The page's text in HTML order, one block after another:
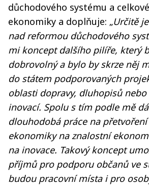
důchodového systému a
ekonomiky a doplňuje: „Určitě
nad reformou důchodového
mi koncept dalšího pilíře, který
dobrovolný a bylo by skrze něj
do státem podporovaných
oblasti dopravy, dluhopisů
inovací. Spolu s tím podle mě
dlouhodobá práce na
ekonomiky na znalostní
na inovace. Takový koncept
příjmů pro podporu občanů ve
budou pracovní místa i pro